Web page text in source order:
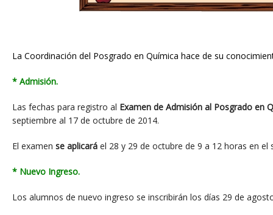
La Coordinación del Posgrado en Química hace de su
* Admisión.
Las fechas para registro al Examen de Admisión al Posgrado en
septiembre al 17 de octubre de 2014.
El examen se aplicará el 28 y 29 de octubre de 9 a 12 horas en el
* Nuevo Ingreso.
Los alumnos de nuevo ingreso se inscribirán los días 29 de